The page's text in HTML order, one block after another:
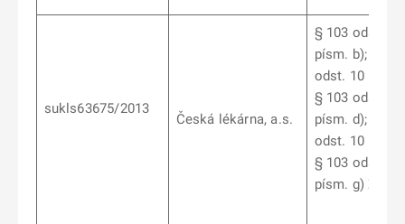
sukls63675/2013
Česká lékárna, a.s.
§ 103 odst. 7
písm. b);
odst. 10 písm.
§ 103 odst. 4
písm. d);
odst. 10 písm.
§ 103 odst. 10
písm. g) ZoL